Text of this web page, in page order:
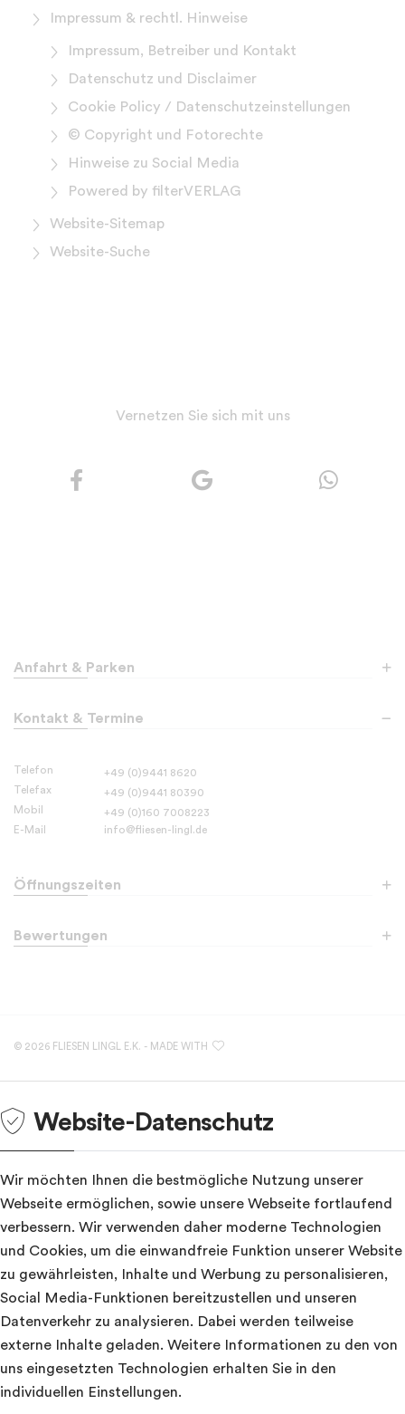
Impressum & rechtl. Hinweise
Impressum, Betreiber und Kontakt
Datenschutz und Disclaimer
Cookie Policy / Datenschutzeinstellungen
© Copyright und Fotorechte
Hinweise zu Social Media
Powered by filterVERLAG
Website-Sitemap
Website-Suche
Vernetzen Sie sich mit uns
Anfahrt & Parken
Fliesen Lingl e.K.
Pechackerstraße 2
D- 93342
Kontakt & Termine
Telefon
+49 (0)9441 8620
Telefax
+49 (0)9441 80390
Mobil
+49 (0)160 7008223
E-Mail
info@fliesen-lingl.de
Öffnungszeiten
Montag von
Bewertungen
mit4.8 von 5.0 Sternen bewertet worden. Wir würden uns auch über Ihre
© 2026 FLIESEN LINGL E.K. - MADE WITH
Drücken
Sie
um
durch
zu
navigieren.
ESC
lehnt
alle
ab.
Website-Datenschutz
Wir möchten Ihnen die bestmögliche Nutzung unserer
Webseite ermöglichen, sowie unsere Webseite fortlaufend
verbessern. Wir verwenden daher moderne Technologien
und Cookies, um die einwandfreie Funktion unserer Website
zu gewährleisten, Inhalte und Werbung zu personalisieren,
Social Media-Funktionen bereitzustellen und unseren
Datenverkehr zu analysieren. Dabei werden teilweise
externe Inhalte geladen. Weitere Informationen zu den von
uns eingesetzten Technologien erhalten Sie in den
individuellen Einstellungen.